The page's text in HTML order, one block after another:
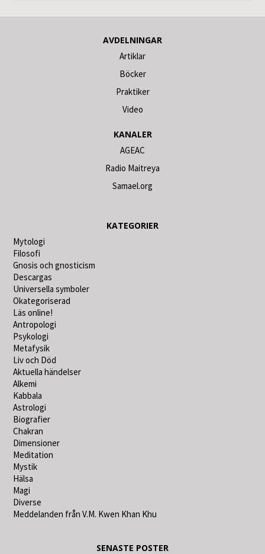
AVDELNINGAR
Artiklar
Böcker
Praktiker
Video
KANALER
AGEAC
Radio Maitreya
Samael.org
KATEGORIER
Mytologi
Filosofi
Gnosis och gnosticism
Descargas
Universella symboler
Okategoriserad
Läs online!
Antropologi
Psykologi
Metafysik
Liv och Död
Aktuella händelser
Alkemi
Kabbala
Astrologi
Biografier
Chakran
Dimensioner
Meditation
Mystik
Hälsa
Magi
Diverse
Meddelanden från V.M. Kwen Khan Khu
SENASTE POSTER